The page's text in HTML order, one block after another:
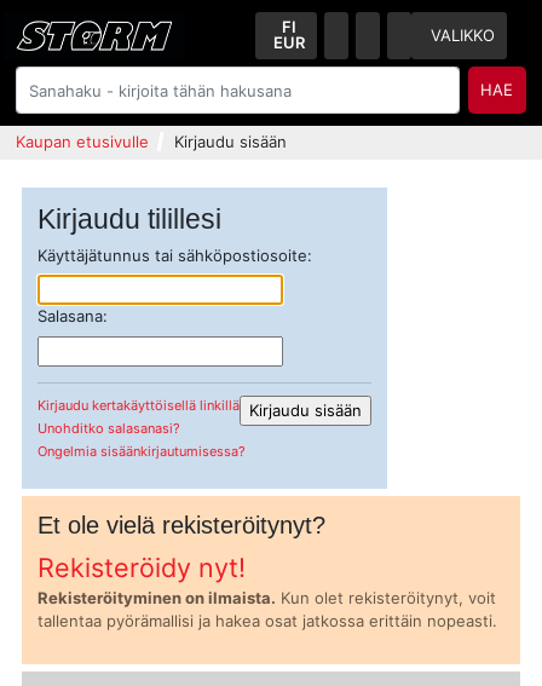
FI
EUR
VALIKKO
HAE
Kaupan etusivulle Kirjaudu sisään
Kirjaudu tilillesi
Käyttäjätunnus tai sähköpostiosoite:
Salasana:
Kirjaudu kertakäyttöisellä linkillä
Unohditko salasanasi?
Ongelmia sisäänkirjautumisessa?
Et ole vielä rekisteröitynyt?
Rekisteröidy nyt!
Rekisteröityminen on ilmaista. Kun olet rekisteröitynyt, voit
tallentaa pyörämallisi ja hakea osat jatkossa erittäin nopeasti.